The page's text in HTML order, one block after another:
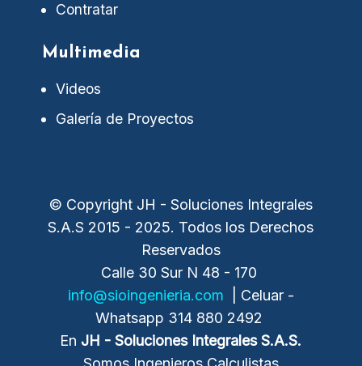
Contratar
Multimedia
Videos
Galería de Proyectos
© Copyright JH - Soluciones Integrales
S.A.S 2015 - 2025. Todos los Derechos
Reservados
Calle 30 Sur N 48 - 170
info@sioingenieria.com | Celuar -
Whatsapp 314 880 2492
En JH - Soluciones Integrales S.A.S.